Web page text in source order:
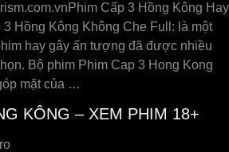
Cấp 3 Hồng Kông Hay
3 Hồng Kông Không Che Full: là một
hay gây ấn tượng đã được nhiều
Bộ phim Phim Cap 3 Hong Kong
mặt của …
KÔNG – XEM PHIM 18+